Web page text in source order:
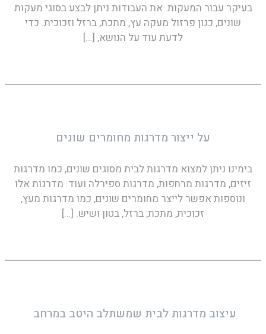
בעיקר עבור המעקות. את העבודות ניתן לבצע בסוגי מעקות
שונים, כגון פרזול מעקה עץ, מתכת, ברזל וזכוכית. כדי
לדעת עוד על הנושא, […]
על ייצור מדרגות מחומרים שונים
בימינו ניתן למצוא מדרגות לבית מסוגים שונים, כמו מדרגות
זיזים, מדרגות מרחפות, מדרגות ספירלה ועוד. מדרגות אלו
ונוספות אפשר לייצר מחומרים שונים, כמו מדרגות מעץ,
זכוכית, מתכת, ברזל, בטון ושיש. […]
עיצוב מדרגות לבית שמשתלב היטב במרחב